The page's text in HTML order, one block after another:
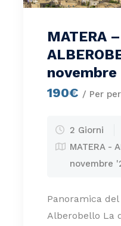
MATERA –
novembre
190€ / Per
2 Giorni
MATERA -
novembre
Panoramica del
Alberobello La